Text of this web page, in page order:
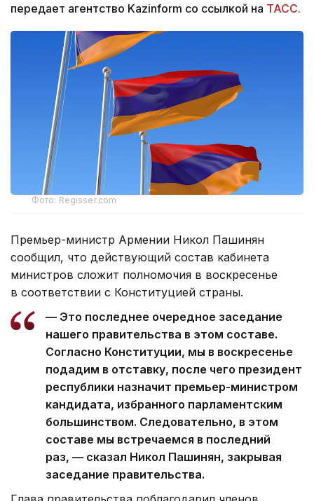
передает агентство Kazinform со ссылкой на ТАСС.
Фото: Regisser.com
Премьер-министр Армении Никол Пашинян
сообщил, что действующий состав кабинета
министров сложит полномочия в воскресенье
в соответствии с Конституцией страны.
— Это последнее очередное заседание
нашего правительства в этом составе.
Согласно Конституции, мы в воскресенье
подадим в отставку, после чего президент
республики назначит премьер-министром
кандидата, избранного парламентским
большинством. Следовательно, в этом
составе мы встречаемся в последний
раз, — сказал Никол Пашинян, закрывая
заседание правительства.